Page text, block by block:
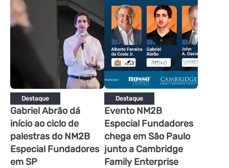
Destaque
Gabriel Abrão dá
início ao ciclo de
palestras do NM2B
Especial Fundadores
em SP
Destaque
Evento NM2B
Especial Fundadores
chega em São Paulo
junto a Cambridge
Family Enterprise